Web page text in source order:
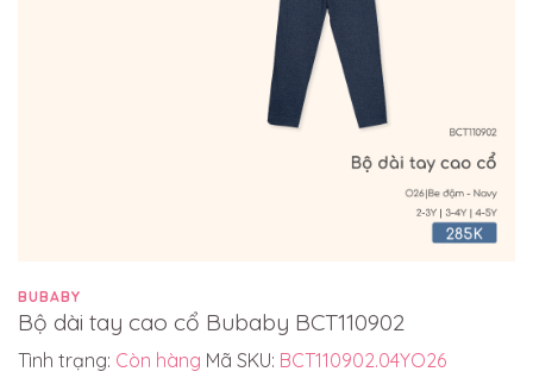
BUBABY
Bộ dài tay cao cổ Bubaby BCT110902
Tình trạng: Còn hàng Mã SKU: BCT110902.04YO26